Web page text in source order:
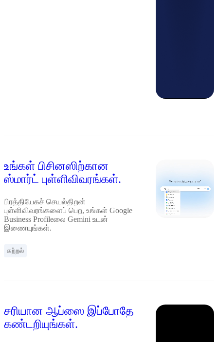
உங்கள் பிசினஸிற்கான
ஸ்மார்ட் புள்ளிவிவரங்கள்.
பிரத்தியேகச் செயல்திறன்
புள்ளிவிவரங்களைப் பெற, உங்கள் Google
Business Profileலை Gemini உடன்
இணையுங்கள்.
கற்றல்
சரியான ஆப்ஸை இப்போதே
கண்டறியுங்கள்.